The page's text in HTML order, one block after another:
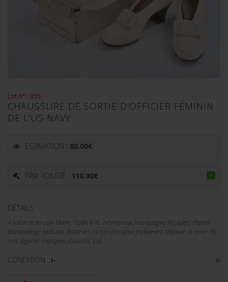
Lot n° : 355
CHAUSSURE DE SORTIE D’OFFICIER FÉMININ
DE L’US NAVY
ESTIMATION : 80.00€
PRIX ADJUGÉ : 110.00€
DÉTAILS :
A talon et en cuir blanc. Taille 6 ½. Nombreux marquages illisibles. Papier
d’emballage présent. Boite en carton d’origine fortement abîmée. A noter de
très légères marques d’usures sur...
CONDITION : I-